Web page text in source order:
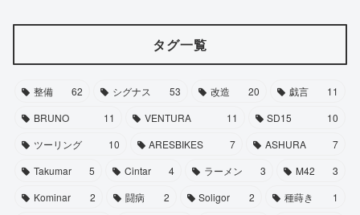
タグ一覧
整備 62 シグナス 53 改造 20 戯言
11
BRUNO
11 VENTURA 11 SD15
10
ツーリング
10 ARESBIKES 7 ASHURA
7
Takumar
5 Cintar 4 ラーメン 3 M42
3
Kominar
2 闘病 2 Soligor 2 種蒔き
1